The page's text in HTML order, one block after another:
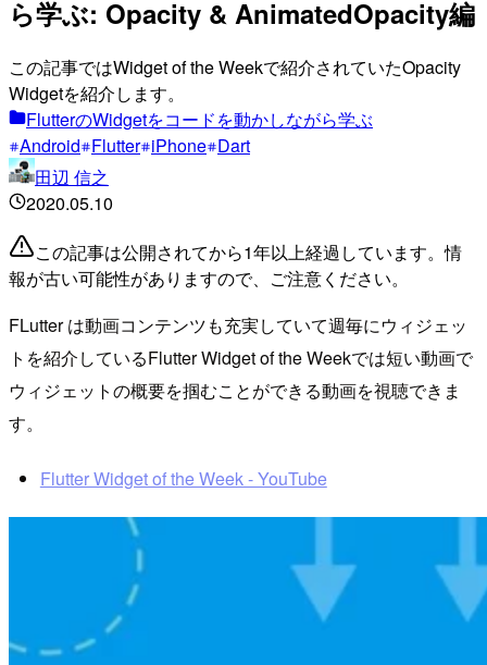
ら学ぶ: Opacity & AnimatedOpacity編
この記事ではWidget of the Weekで紹介されていたOpacity
Widgetを紹介します。
FlutterのWidgetをコードを動かしながら学ぶ
Android Flutter iPhone Dart
田辺 信之
2020.05.10
この記事は公開されてから1年以上経過しています。情
報が古い可能性がありますので、ご注意ください。
FLutter は動画コンテンツも充実していて週毎にウィジェッ
トを紹介しているFlutter Widget of the Weekでは短い動画で
ウィジェットの概要を掴むことができる動画を視聴できま
す。
Flutter Widget of the Week - YouTube